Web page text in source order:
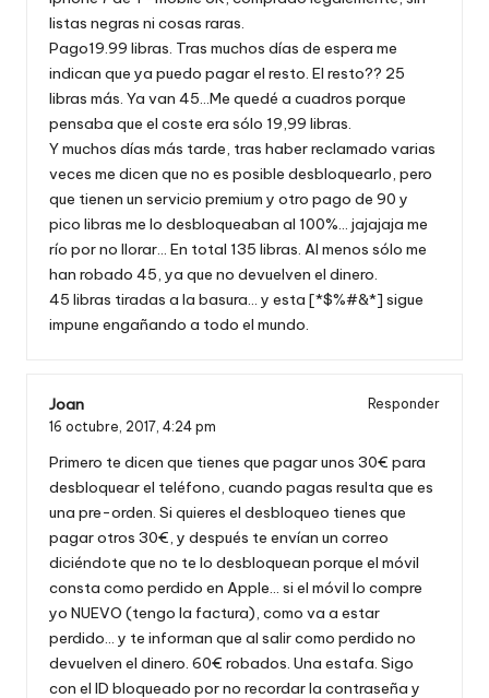
listas negras ni cosas raras.
Pago19.99 libras. Tras muchos días de espera me
indican que ya puedo pagar el resto. El resto?? 25
libras más. Ya van 45…Me quedé a cuadros porque
pensaba que el coste era sólo 19,99 libras.
Y muchos días más tarde, tras haber reclamado varias
veces me dicen que no es posible desbloquearlo, pero
que tienen un servicio premium y otro pago de 90 y
pico libras me lo desbloqueaban al 100%… jajajaja me
río por no llorar… En total 135 libras. Al menos sólo me
han robado 45, ya que no devuelven el dinero.
45 libras tiradas a la basura… y esta [*$%#&*] sigue
impune engañando a todo el mundo.
Joan
Responder
16 octubre, 2017, 4:24 pm
Primero te dicen que tienes que pagar unos 30€ para
desbloquear el teléfono, cuando pagas resulta que es
una pre-orden. Si quieres el desbloqueo tienes que
pagar otros 30€, y después te envían un correo
diciéndote que no te lo desbloquean porque el móvil
consta como perdido en Apple… si el móvil lo compre
yo NUEVO (tengo la factura), como va a estar
perdido… y te informan que al salir como perdido no
devuelven el dinero. 60€ robados. Una estafa. Sigo
con el ID bloqueado por no recordar la contraseña y